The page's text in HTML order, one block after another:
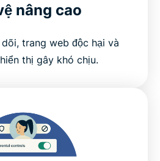
nâng cao
trang web độc hại và
thị gây khó chịu.